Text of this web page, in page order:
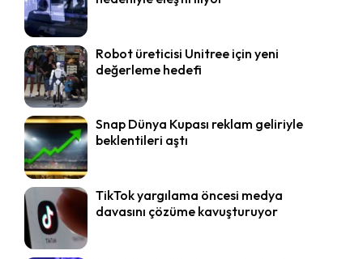
Robot üreticisi Unitree için yeni
değerleme hedefi
Snap Dünya Kupası reklam geliriyle
beklentileri aştı
TikTok yargılama öncesi medya
davasını çözüme kavuşturuyor